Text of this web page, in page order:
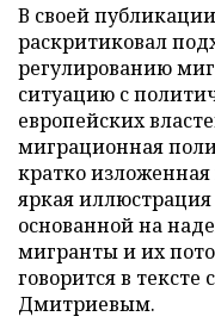
В своей
раскритиковал
регулированию
ситуацию с
европейских
миграционная
кратко
яркая
основанной на
мигранты и их
говорится в
Дмитриевым.